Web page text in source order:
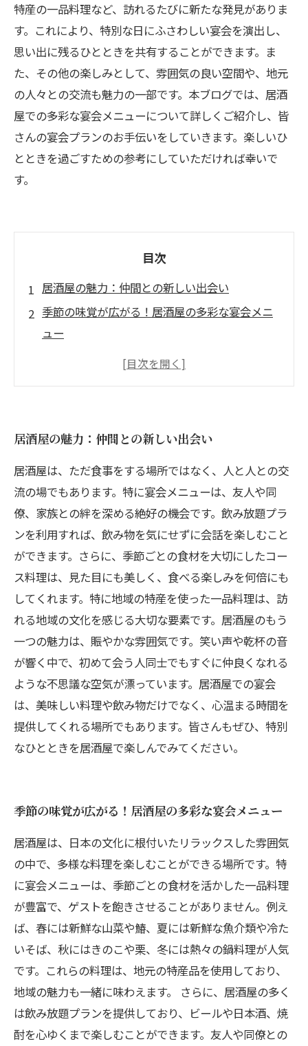
特産の一品料理など、訪れるたびに新たな発見がありま
す。これにより、特別な日にふさわしい宴会を演出し、
思い出に残るひとときを共有することができます。ま
た、その他の楽しみとして、雰囲気の良い空間や、地元
の人々との交流も魅力の一部です。本ブログでは、居酒
屋での多彩な宴会メニューについて詳しくご紹介し、皆
さんの宴会プランのお手伝いをしていきます。楽しいひ
とときを過ごすための参考にしていただければ幸いで
す。
目次
居酒屋の魅力：仲間との新しい出会い
季節の味覚が広がる！居酒屋の多彩な宴会メニ
ュー
飲み放題プランで盛り上がる宴会のコツ
き
地元の人々との交流が生む居酒屋の魅力
忘れられない宴会のために、居酒屋を選ぼう！
居酒屋の魅力：仲間との新しい出会い
居酒屋は、ただ食事をする場所ではなく、人と人との交
流の場でもあります。特に宴会メニューは、友人や同
僚、家族との絆を深める絶好の機会です。飲み放題プラ
ンを利用すれば、飲み物を気にせずに会話を楽しむこと
ができます。さらに、季節ごとの食材を大切にしたコー
ス料理は、見た目にも美しく、食べる楽しみを何倍にも
してくれます。特に地域の特産を使った一品料理は、訪
れる地域の文化を感じる大切な要素です。居酒屋のもう
一つの魅力は、賑やかな雰囲気です。笑い声や乾杯の音
が響く中で、初めて会う人同士でもすぐに仲良くなれる
ような不思議な空気が漂っています。居酒屋での宴会
は、美味しい料理や飲み物だけでなく、心温まる時間を
提供してくれる場所でもあります。皆さんもぜひ、特別
なひとときを居酒屋で楽しんでみてください。
季節の味覚が広がる！居酒屋の多彩な宴会メニュー
居酒屋は、日本の文化に根付いたリラックスした雰囲気
の中で、多様な料理を楽しむことができる場所です。特
に宴会メニューは、季節ごとの食材を活かした一品料理
が豊富で、ゲストを飽きさせることがありません。例え
ば、春には新鮮な山菜や鰆、夏には新鮮な魚介類や冷た
いそば、秋にはきのこや栗、冬には熱々の鍋料理が人気
です。これらの料理は、地元の特産品を使用しており、
地域の魅力も一緒に味わえます。 さらに、居酒屋の多く
は飲み放題プランを提供しており、ビールや日本酒、焼
酎を心ゆくまで楽しむことができます。友人や同僚との